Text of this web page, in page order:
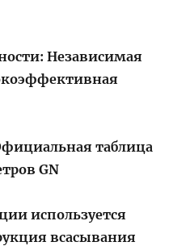
Независимая
таблица
GN
используется
всасывания